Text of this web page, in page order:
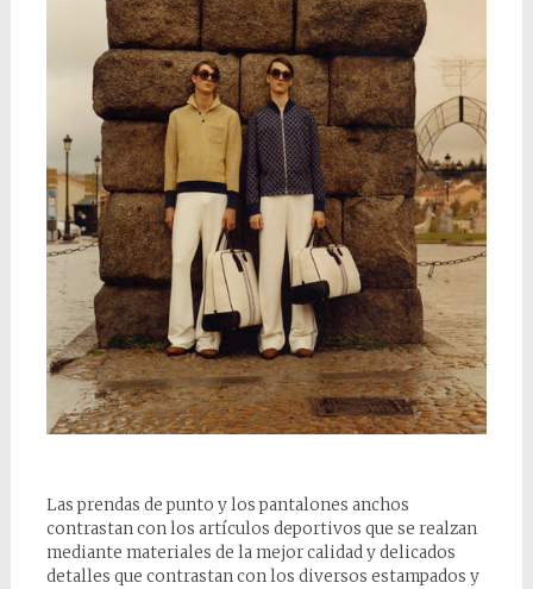
Las prendas de punto y los pantalones anchos
contrastan con los artículos deportivos que se realzan
mediante materiales de la mejor calidad y delicados
detalles que contrastan con los diversos estampados y